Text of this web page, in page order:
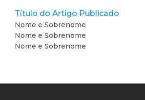
Título do Artigo Publicado
Nome e Sobrenome
Nome e Sobrenome
Nome e Sobrenome